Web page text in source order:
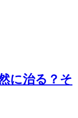
に治る？そ